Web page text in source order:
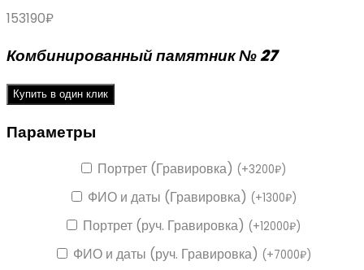
153190₽
Комбинированный памятник № 27
Купить в один клик
Параметры
Портрет (Гравировка) (+3200₽)
ФИО и даты (Гравировка) (+1300₽)
Портрет (руч. Гравировка) (+12000₽)
ФИО и даты (руч. Гравировка) (+7000₽)